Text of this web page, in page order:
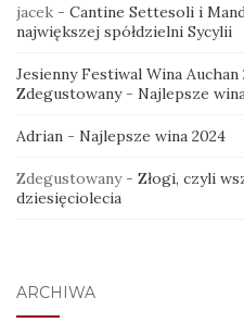
jacek - Cantine Settesoli i
największej spółdzielni Sycylii
Jesienny Festiwal Wina
Zdegustowany- Najlepsze
Adrian - Najlepsze wina 2024
Zdegustowany- Złogi, czyli
dziesięciolecia
ARCHIWA